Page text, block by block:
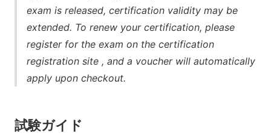
exam is released, certification validity may be
extended. To renew your certification, please
register for the exam on the certification
registration site , and a voucher will automatically
apply upon checkout.
試験ガイド